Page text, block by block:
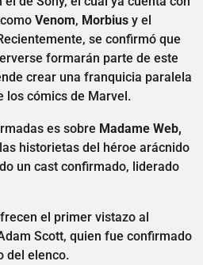
Venom, Morbius y el
se confirmó que
formarán parte de este
crear una franquicia paralela
los cómics de Marvel.
es sobre Madame Web,
historietas del héroe arácnido
un cast confirmado, liderado
el primer vistazo al
Scott, quien fue confirmado
del elenco.